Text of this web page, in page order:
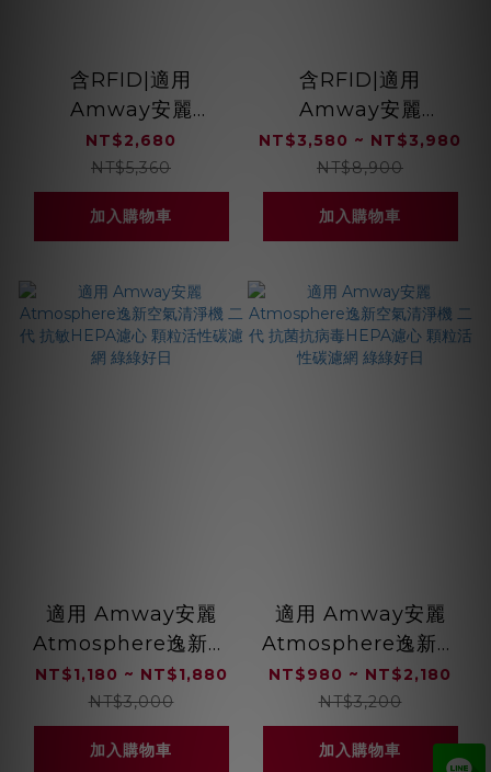
含RFID|適用
Amway安麗
Atmosphere逸新空
氣清淨機 三代小台款
Sky Mini 抗菌濾芯
綠綠好日
NT$2,680
NT$5,360
加入購物車
含RFID|適用
Amway安麗
Atmosphere逸新空
氣清淨機 三代 抗菌/敏
HEPA濾心 活性碳濾
網 綠綠好日
NT$3,580 ~ NT$3,980
NT$8,900
加入購物車
適用 Amway安麗
Atmosphere逸新空
氣清淨機 二代 抗敏
HEPA濾心 顆粒活性
碳濾網 綠綠好日
NT$1,180 ~ NT$1,880
NT$3,000
加入購物車
適用 Amway安麗
Atmosphere逸新空
氣清淨機 二代 抗菌抗
病毒HEPA濾心 顆粒
活性碳濾網 綠綠好日
NT$980 ~ NT$2,180
NT$3,200
加入購物車